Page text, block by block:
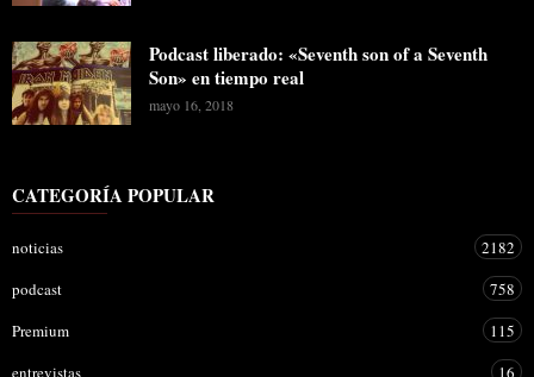
Podcast liberado: «Seventh son of a Seventh
Son» en tiempo real
mayo 16, 2018
CATEGORÍA POPULAR
noticias
2182
podcast
758
Premium
115
entrevistas
16